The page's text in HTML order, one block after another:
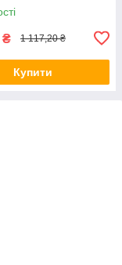
₴ 1 117,20 ₴
Купити